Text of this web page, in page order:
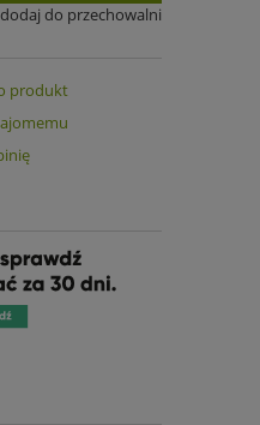
dodaj do przechowalni
produkt